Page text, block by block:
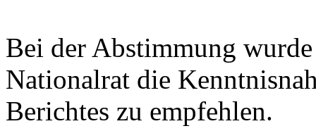
Bei der Abstimmung
Nationalrat die
Berichtes zu empfehlen.